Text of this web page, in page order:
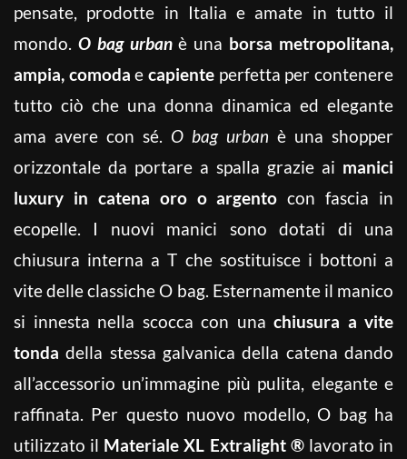
pensate, prodotte in Italia e amate in tutto il
mondo. O bag urbanè una borsa metropolitana,
ampia, comoda ecapiente perfetta per contenere
tutto ciò che una donna dinamica ed elegante
ama avere con sé. O bag urban è una shopper
orizzontale da portare a spalla grazie ai manici
luxury in catena oro o argento con fascia in
ecopelle. I nuovi manici sono dotati di una
chiusura interna a T che sostituisce i bottoni a
vite delle classiche O bag. Esternamente il manico
si innesta nella scocca con una chiusura a vite
tonda della stessa galvanica della catena dando
all’accessorio un’immagine più pulita, elegante e
raffinata. Per questo nuovo modello, O bag ha
utilizzato il Materiale XL Extralight ®lavorato in